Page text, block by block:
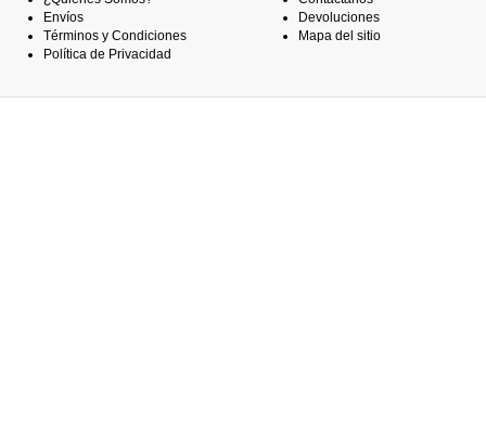
Envíos
Términos y Condiciones
Política de Privacidad
Devoluciones
Mapa del sitio